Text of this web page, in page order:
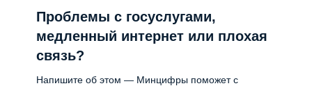
Проблемы с госуслугами,
медленный интернет или плохая
связь?
Напишите об этом — Минцифры поможет с